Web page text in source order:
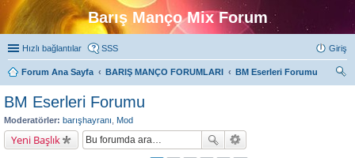
Barış Manço Mix Forum
Hızlı bağlantılar SSS Giriş
Forum Ana Sayfa BARIŞ MANÇO FORUMLARI
BM Eserleri Forumu
BM Eserleri Forumu
Moderatörler: barışhayranı Mod
Yeni Başlık